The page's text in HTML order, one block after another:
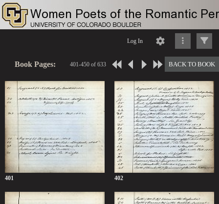
Log In
Book Pages: BACK TO BOOK
401-450 of 633
401 402